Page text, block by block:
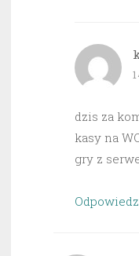
dzis za
kasy na
gry z
Odpowiedz